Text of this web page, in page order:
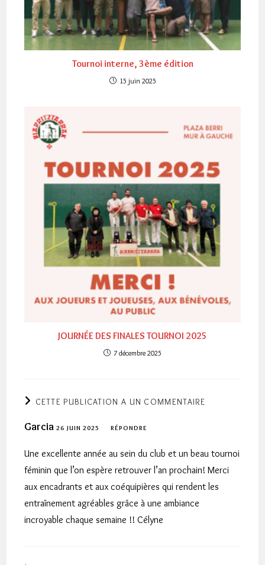
Tournoi interne, 3ème édition
15 juin 2025
JOURNÉE DES FINALES TOURNOI 2025
7 décembre 2025
CETTE PUBLICATION A UN COMMENTAIRE
Garcia26 JUIN 2025 RÉPONDRE
Une excellente année au sein du club et un beau tournoi
féminin que l’on espère retrouver l’an prochain! Merci
aux encadrants et aux coéquipières qui rendent les
entraînement agréables grâce à une ambiance
incroyable chaque semaine !! Célyne